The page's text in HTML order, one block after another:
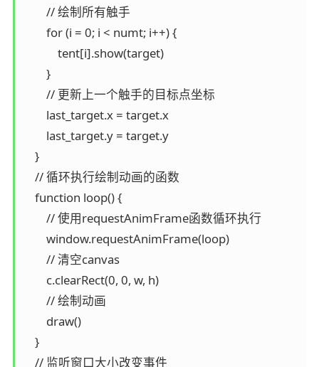
        // 绘制所有触手
        for (i = 0; i < numt; i++) {
            tent[i].show(target)
        }
        // 更新上一个触手的目标点坐标
        last_target.x = target.x
        last_target.y = target.y
    }
    // 循环执行绘制动画的函数
    function loop() {
        // 使用requestAnimFrame函数循环执行
        window.requestAnimFrame(loop)
        // 清空canvas
        c.clearRect(0, 0, w, h)
        // 绘制动画
        draw()
    }
    // 监听窗口大小改变事件